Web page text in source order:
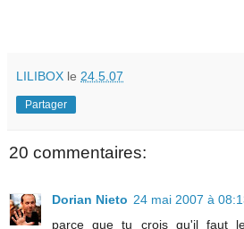
LILIBOX le 24.5.07
Partager
20 commentaires:
Dorian Nieto 24 mai 2007 à
parce que tu crois qu'il faut